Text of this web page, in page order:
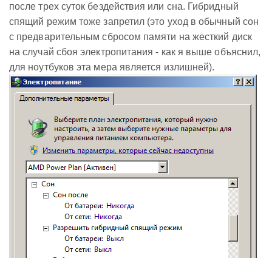
после трех суток бездействия или сна. Гибридный
спящий режим тоже запретил (это уход в обычный сон
с предварительным сбросом памяти на жесткий диск
на случай сбоя электропитания - как я выше объяснил,
для ноутбуков эта мера является излишней).